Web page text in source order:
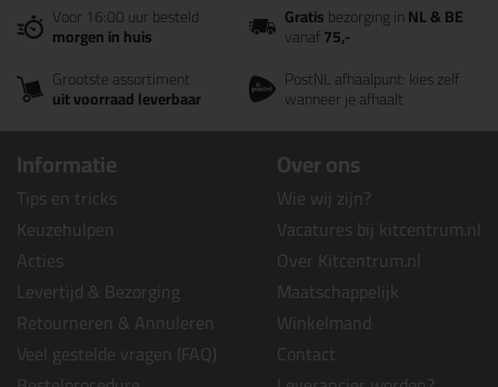
Voor 16:00 uur besteld
morgen in huis
Gratisbezorging inNL & BE
vanaf75,-
Grootste assortiment
uit voorraad leverbaar
PostNL afhaalpunt: kies zelf
wanneer je afhaalt
Informatie
Tips en tricks
Keuzehulpen
Acties
Levertijd & Bezorging
Retourneren & Annuleren
Veel gestelde vragen (FAQ)
Over ons
Wie wij zijn?
Vacatures bij kitcentrum.nl
Over Kitcentrum.nl
Maatschappelijk
Winkelmand
Contact